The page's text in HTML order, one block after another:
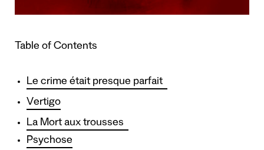
Table of Contents
Le crime était presque parfait
Vertigo
La Mort aux trousses
Psychose